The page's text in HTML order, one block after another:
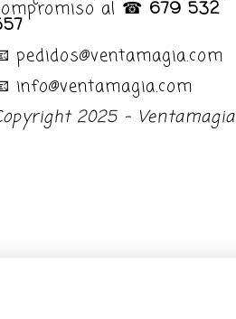
al ☎ 679 532
pedidos@ventamagia.com
info@ventamagia.com
2025 - Ventamagia